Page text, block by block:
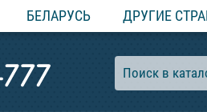
БЕЛАРУСЬ ДРУГИЕ